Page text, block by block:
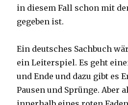
in diesem Fall schon mit
gegeben ist.
Ein deutsches Sachbuch
ein Leiterspiel. Es geht
und Ende und dazu gibt es
Pausen und Sprünge. Aber